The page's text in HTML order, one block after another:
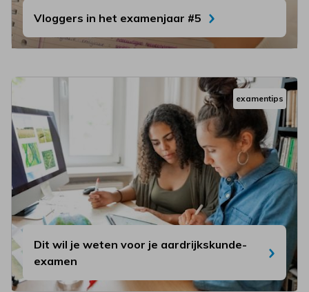
Vloggers in het examenjaar #5
examentips
Dit wil je weten voor je aardrijkskunde-
examen